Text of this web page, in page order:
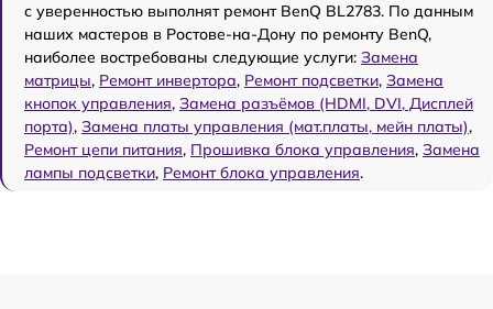
с уверенностью выполнят ремонт BenQ BL2783. По данным
наших мастеров в Ростове-на-Дону по ремонту BenQ,
наиболее востребованы следующие услуги: Замена
матрицы, Ремонт инвертора, Ремонт подсветки, Замена
кнопок управления, Замена разъёмов (HDMI, DVI, Дисплей
порта), Замена платы управления (мат.платы, мейн платы),
Ремонт цепи питания, Прошивка блока управления, Замена
лампы подсветки, Ремонт блока управления.